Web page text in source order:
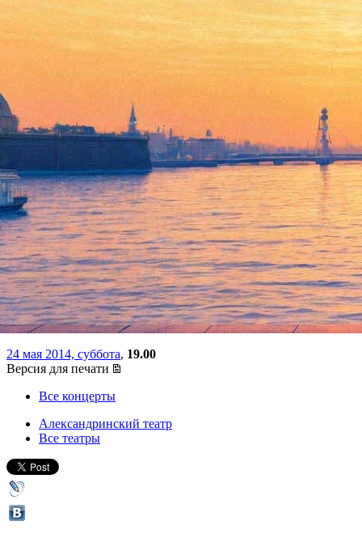
Артисты признаются в
любви к "Евгению Онегину"
на сцене Александринского
театра
24 мая 2014, суббота, 19.00
Версия для печати
Все концерты
Александринский театр
Все театры